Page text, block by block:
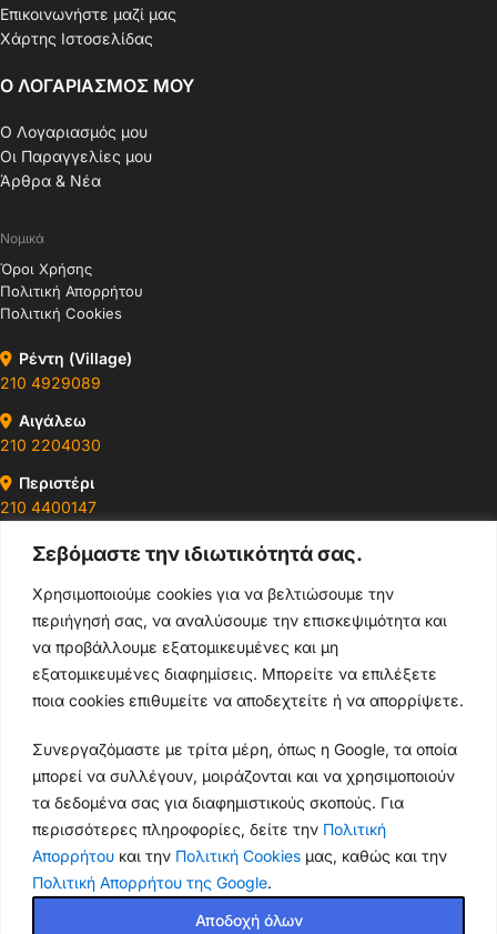
Σεβόμαστε την ιδιωτικότητά σας.
Χρησιμοποιούμε cookies για να βελτιώσουμε την
περιήγησή σας, να αναλύσουμε την επισκεψιμότητα και
να προβάλλουμε εξατομικευμένες και μη
εξατομικευμένες διαφημίσεις. Μπορείτε να επιλέξετε
ποια cookies επιθυμείτε να αποδεχτείτε ή να απορρίψετε.
Συνεργαζόμαστε με τρίτα μέρη, όπως η Google, τα οποία
μπορεί να συλλέγουν, μοιράζονται και να χρησιμοποιούν
τα δεδομένα σας για διαφημιστικούς σκοπούς. Για
περισσότερες πληροφορίες, δείτε την Πολιτική
Απορρήτου και την Πολιτική Cookies μας, καθώς και την
Πολιτική Απορρήτου της Google.
Αποδοχή όλων
Επικοινωνήστε μαζί μας
Χάρτης Ιστοσελίδας
Ο ΛΟΓΑΡΙΑΣΜΟΣ ΜΟΥ
Ο Λογαριασμός μου
Οι Παραγγελίες μου
Άρθρα & Νέα
Νομικά
Όροι Χρήσης
Πολιτική Απορρήτου
Πολιτική Cookies
Ρέντη (Village)
210 4929089
Αιγάλεω
210 2204030
Περιστέρι
210 4400147
Ωράρια & Διευθύνσεις →
210 4929089
Κεντρικό τηλέφωνο
info@thikishop.gr
Δευ - Σάβ: 10:00 - 21:00
ΔΩΡΕΑΝ ΑΠΟΣΤΟΛΗ
για παραγγελίες άνω των 35€
Copyright 2025 Powered by ThikiShop.